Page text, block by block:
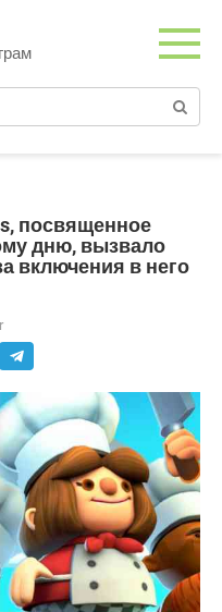
посвященное
дню, вызвало
включения в него